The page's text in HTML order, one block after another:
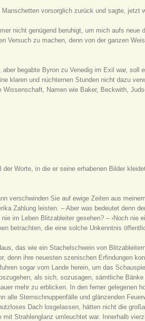
vorsorglich zurück und sagte, jetzt
nicht genügend beruhigt, um mich aufs neue
Versuch zu machen, denn von der ganzen
aber begabte Byron zu Venedig im Exil war, soll
klaren und nüchternen Stunden nicht dazu
Namen wie Baker, Beckwith,
Worte, in die er seine erhabenen Bilder
verschwinden Sie auf ewige Zeiten aus
Zahlung leisten. – Aber was bedeutet denn
im Leben Blitzableiter gesehen? – ›Noch nie
betrachten, die eine solche Unkenntnis
das wie ein Stachelschwein von
denn ihre neuesten szenischen Erfindungen
sogar vom Lande herein, um das
als sich, sozusagen, sämtliche
mehr zu erblicken. In den ferner gelegenen
alle Sternschnuppenfälle und glänzenden
Dach losgelassen, hätten nicht die
Strahlenglanz umleuchtet war. Innerhalb